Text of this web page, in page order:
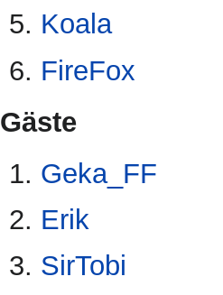
Koala
FireFox
Gäste
Geka_FF
Erik
SirTobi